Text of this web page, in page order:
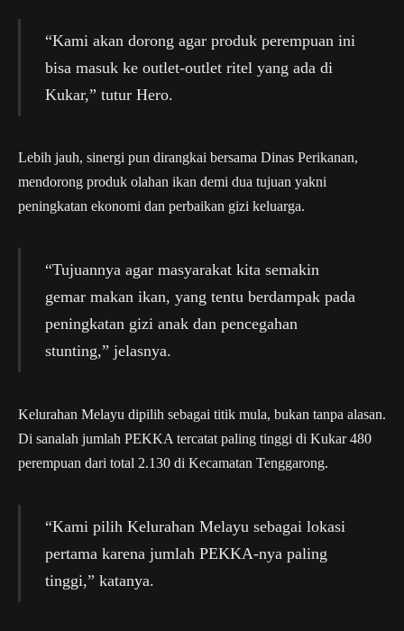
“Kami akan dorong agar produk perempuan ini
bisa masuk ke outlet-outlet ritel yang ada di
Kukar,” tutur Hero.
Lebih jauh, sinergi pun dirangkai bersama Dinas Perikanan,
mendorong produk olahan ikan demi dua tujuan yakni
peningkatan ekonomi dan perbaikan gizi keluarga.
“Tujuannya agar masyarakat kita semakin
gemar makan ikan, yang tentu berdampak pada
peningkatan gizi anak dan pencegahan
stunting,” jelasnya.
Kelurahan Melayu dipilih sebagai titik mula, bukan tanpa alasan.
Di sanalah jumlah PEKKA tercatat paling tinggi di Kukar 480
perempuan dari total 2.130 di Kecamatan Tenggarong.
“Kami pilih Kelurahan Melayu sebagai lokasi
pertama karena jumlah PEKKA-nya paling
tinggi,” katanya.